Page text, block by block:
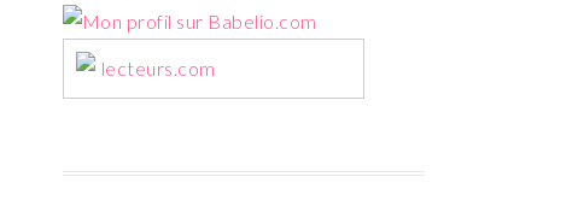
lecteurs.com